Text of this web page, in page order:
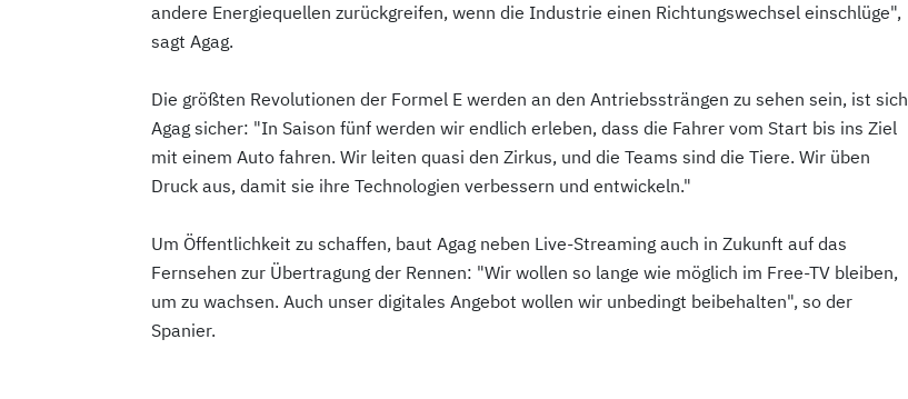
andere Energiequellen zurückgreifen, wenn die Industrie einen Richtungswechsel einschlüge",
sagt Agag.
Die größten Revolutionen der Formel E werden an den Antriebssträngen zu sehen sein, ist sich
Agag sicher: "In Saison fünf werden wir endlich erleben, dass die Fahrer vom Start bis ins Ziel
mit einem Auto fahren. Wir leiten quasi den Zirkus, und die Teams sind die Tiere. Wir üben
Druck aus, damit sie ihre Technologien verbessern und entwickeln."
Um Öffentlichkeit zu schaffen, baut Agag neben Live-Streaming auch in Zukunft auf das
Fernsehen zur Übertragung der Rennen: "Wir wollen so lange wie möglich im Free-TV bleiben,
um zu wachsen. Auch unser digitales Angebot wollen wir unbedingt beibehalten", so der
Spanier.